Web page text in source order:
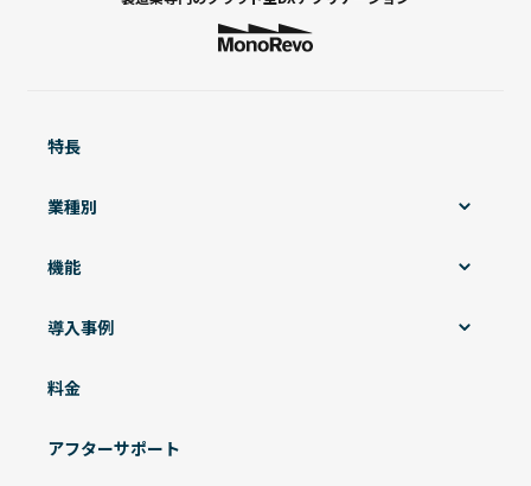
特長
業種別
機能
導入事例
料金
アフターサポート